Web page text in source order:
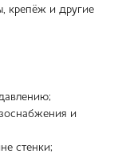
крепёж и другие
и
стенки;